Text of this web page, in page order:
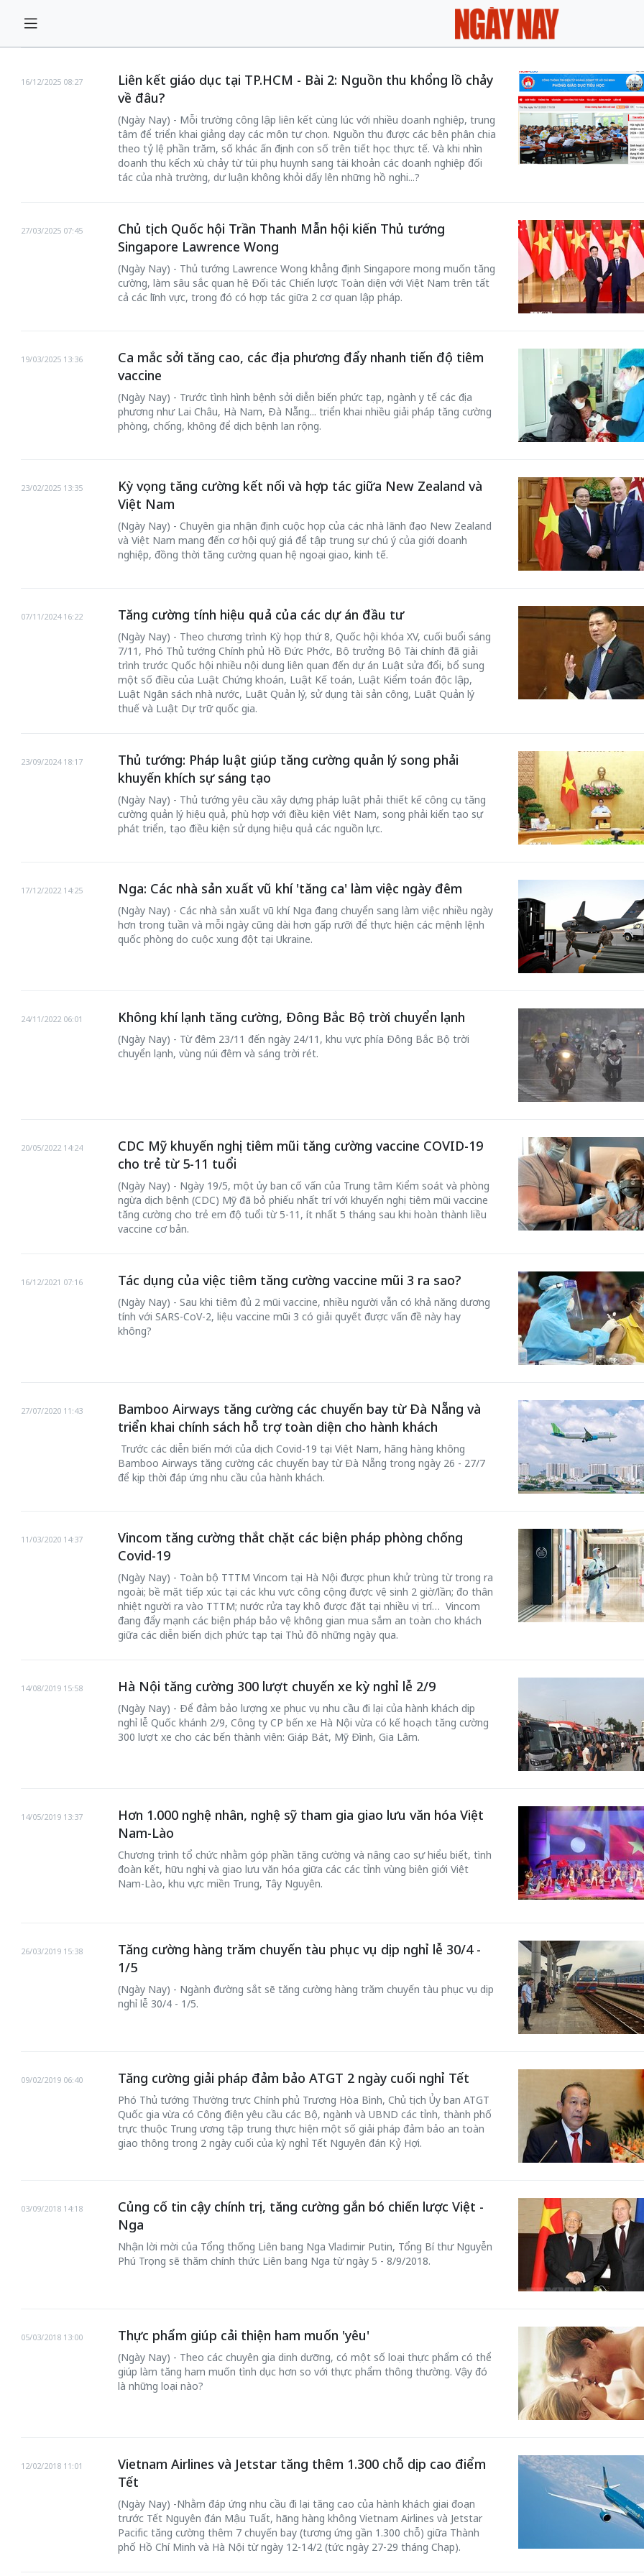
Liên kết giáo dục tại TP.HCM - Bài 2: Nguồn thu khổng lồ chảy
về đâu?
16/12/2025 08:27
(Ngày Nay) - Mỗi trường công lập liên kết cùng lúc với nhiều doanh nghiệp, trung
tâm để triển khai giảng dạy các môn tự chọn. Nguồn thu được các bên phân chia
theo tỷ lệ phần trăm, số khác ấn định con số trên tiết học thực tế. Và khi nhìn
doanh thu kếch xù chảy từ túi phụ huynh sang tài khoản các doanh nghiệp đối
tác của nhà trường, dư luận không khỏi dấy lên những hồ nghi...?
Chủ tịch Quốc hội Trần Thanh Mẫn hội kiến Thủ tướng
Singapore Lawrence Wong
27/03/2025 07:45
(Ngày Nay) - Thủ tướng Lawrence Wong khẳng định Singapore mong muốn tăng
cường, làm sâu sắc quan hệ Đối tác Chiến lược Toàn diện với Việt Nam trên tất
cả các lĩnh vực, trong đó có hợp tác giữa 2 cơ quan lập pháp.
Ca mắc sởi tăng cao, các địa phương đẩy nhanh tiến độ tiêm
vaccine
19/03/2025 13:36
(Ngày Nay) - Trước tình hình bệnh sởi diễn biến phức tạp, ngành y tế các địa
phương như Lai Châu, Hà Nam, Đà Nẵng... triển khai nhiều giải pháp tăng cường
phòng, chống, không để dịch bệnh lan rộng.
Kỳ vọng tăng cường kết nối và hợp tác giữa New Zealand và
Việt Nam
23/02/2025 13:35
(Ngày Nay) - Chuyên gia nhận định cuộc họp của các nhà lãnh đạo New Zealand
và Việt Nam mang đến cơ hội quý giá để tập trung sự chú ý của giới doanh
nghiệp, đồng thời tăng cường quan hệ ngoại giao, kinh tế.
Tăng cường tính hiệu quả của các dự án đầu tư
07/11/2024 16:22
(Ngày Nay) - Theo chương trình Kỳ họp thứ 8, Quốc hội khóa XV, cuối buổi sáng
7/11, Phó Thủ tướng Chính phủ Hồ Đức Phớc, Bộ trưởng Bộ Tài chính đã giải
trình trước Quốc hội nhiều nội dung liên quan đến dự án Luật sửa đổi, bổ sung
một số điều của Luật Chứng khoán, Luật Kế toán, Luật Kiểm toán độc lập,
Luật Ngân sách nhà nước, Luật Quản lý, sử dụng tài sản công, Luật Quản lý
thuế và Luật Dự trữ quốc gia.
Thủ tướng: Pháp luật giúp tăng cường quản lý song phải
khuyến khích sự sáng tạo
23/09/2024 18:17
(Ngày Nay) - Thủ tướng yêu cầu xây dựng pháp luật phải thiết kế công cụ tăng
cường quản lý hiệu quả, phù hợp với điều kiện Việt Nam, song phải kiến tạo sự
phát triển, tạo điều kiện sử dụng hiệu quả các nguồn lực.
Nga: Các nhà sản xuất vũ khí 'tăng ca' làm việc ngày đêm
17/12/2022 14:25
(Ngày Nay) - Các nhà sản xuất vũ khí Nga đang chuyển sang làm việc nhiều ngày
hơn trong tuần và mỗi ngày cũng dài hơn gấp rưỡi để thực hiện các mệnh lệnh
quốc phòng do cuộc xung đột tại Ukraine.
Không khí lạnh tăng cường, Đông Bắc Bộ trời chuyển lạnh
24/11/2022 06:01
(Ngày Nay) - Từ đêm 23/11 đến ngày 24/11, khu vực phía Đông Bắc Bộ trời
chuyển lạnh, vùng núi đêm và sáng trời rét.
CDC Mỹ khuyến nghị tiêm mũi tăng cường vaccine COVID-19
cho trẻ từ 5-11 tuổi
20/05/2022 14:24
(Ngày Nay) - Ngày 19/5, một ủy ban cố vấn của Trung tâm Kiểm soát và phòng
ngừa dịch bệnh (CDC) Mỹ đã bỏ phiếu nhất trí với khuyến nghị tiêm mũi vaccine
tăng cường cho trẻ em độ tuổi từ 5-11, ít nhất 5 tháng sau khi hoàn thành liều
vaccine cơ bản.
Tác dụng của việc tiêm tăng cường vaccine mũi 3 ra sao?
16/12/2021 07:16
(Ngày Nay) - Sau khi tiêm đủ 2 mũi vaccine, nhiều người vẫn có khả năng dương
tính với SARS-CoV-2, liệu vaccine mũi 3 có giải quyết được vấn đề này hay
không?
Bamboo Airways tăng cường các chuyến bay từ Đà Nẵng và
triển khai chính sách hỗ trợ toàn diện cho hành khách
27/07/2020 11:43
Trước các diễn biến mới của dịch Covid-19 tại Việt Nam, hãng hàng không
Bamboo Airways tăng cường các chuyến bay từ Đà Nẵng trong ngày 26 - 27/7
để kịp thời đáp ứng nhu cầu của hành khách.
Vincom tăng cường thắt chặt các biện pháp phòng chống
Covid-19
11/03/2020 14:37
(Ngày Nay) - Toàn bộ TTTM Vincom tại Hà Nội được phun khử trùng từ trong ra
ngoài; bề mặt tiếp xúc tại các khu vực công cộng được vệ sinh 2 giờ/lần; đo thân
nhiệt người ra vào TTTM; nước rửa tay khô được đặt tại nhiều vị trí… Vincom
đang đẩy mạnh các biện pháp bảo vệ không gian mua sắm an toàn cho khách
giữa các diễn biến dịch phức tạp tại Thủ đô những ngày qua.
Hà Nội tăng cường 300 lượt chuyến xe kỳ nghỉ lễ 2/9
14/08/2019 15:58
(Ngày Nay) - Để đảm bảo lượng xe phục vụ nhu cầu đi lại của hành khách dịp
nghỉ lễ Quốc khánh 2/9, Công ty CP bến xe Hà Nội vừa có kế hoạch tăng cường
300 lượt xe cho các bến thành viên: Giáp Bát, Mỹ Đình, Gia Lâm.
Hơn 1.000 nghệ nhân, nghệ sỹ tham gia giao lưu văn hóa Việt
Nam-Lào
14/05/2019 13:37
Chương trình tổ chức nhằm góp phần tăng cường và nâng cao sự hiểu biết, tình
đoàn kết, hữu nghị và giao lưu văn hóa giữa các các tỉnh vùng biên giới Việt
Nam-Lào, khu vực miền Trung, Tây Nguyên.
Tăng cường hàng trăm chuyến tàu phục vụ dịp nghỉ lễ 30/4 -
1/5
26/03/2019 15:38
(Ngày Nay) - Ngành đường sắt sẽ tăng cường hàng trăm chuyến tàu phục vụ dịp
nghỉ lễ 30/4 - 1/5.
Tăng cường giải pháp đảm bảo ATGT 2 ngày cuối nghỉ Tết
09/02/2019 06:40
Phó Thủ tướng Thường trực Chính phủ Trương Hòa Bình, Chủ tịch Ủy ban ATGT
Quốc gia vừa có Công điện yêu cầu các Bộ, ngành và UBND các tỉnh, thành phố
trực thuộc Trung ương tập trung thực hiện một số giải pháp đảm bảo an toàn
giao thông trong 2 ngày cuối của kỳ nghỉ Tết Nguyên đán Kỷ Hợi.
Củng cố tin cậy chính trị, tăng cường gắn bó chiến lược Việt -
Nga
03/09/2018 14:18
Nhận lời mời của Tổng thống Liên bang Nga Vladimir Putin, Tổng Bí thư Nguyễn
Phú Trọng sẽ thăm chính thức Liên bang Nga từ ngày 5 - 8/9/2018.
Thực phẩm giúp cải thiện ham muốn 'yêu'
05/03/2018 13:00
(Ngày Nay) - Theo các chuyên gia dinh dưỡng, có một số loại thực phẩm có thể
giúp làm tăng ham muốn tình dục hơn so với thực phẩm thông thường. Vậy đó
là những loại nào?
Vietnam Airlines và Jetstar tăng thêm 1.300 chỗ dịp cao điểm
Tết
12/02/2018 11:01
(Ngày Nay) -Nhằm đáp ứng nhu cầu đi lại tăng cao của hành khách giai đoạn
trước Tết Nguyên đán Mậu Tuất, hãng hàng không Vietnam Airlines và Jetstar
Pacific tăng cường thêm 7 chuyến bay (tương ứng gần 1.300 chỗ) giữa Thành
phố Hồ Chí Minh và Hà Nội từ ngày 12-14/2 (tức ngày 27-29 tháng Chạp).
của những chiếc
trên không gian
Khách đến chơi nhà
Lê Hiền
Bắc Biên - Giữ một
làng ven sông Hồng
TS. Trần Kim Hào
Hà Nội vững bước vào
không gian phát triển
50 năm Việt Nam gia
nhập UNESCO: Khơi
nguồn nội lực văn hóa,
định hình vị thế kiến
50 năm Việt Nam gia
nguồn nội lực văn hóa,
định hình vị thế kiến
Việt Nam
50 năm Việt
nhập
nguồn nội lực
định hình vị
tạo | Kỳ 1:
hòa bình thể